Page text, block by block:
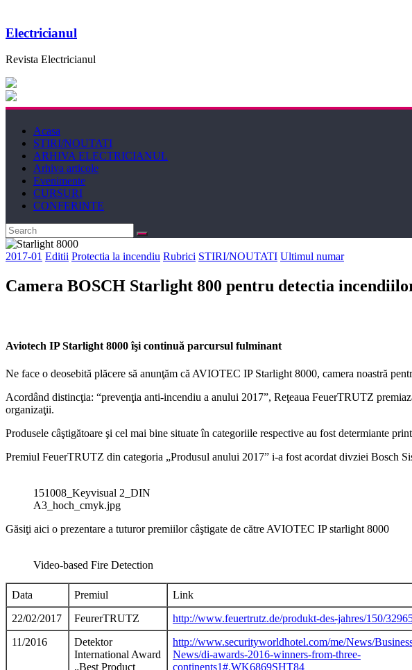
Electricianul
Revista Electricianul
Acasa
STIRI/NOUTATI
ARHIVA ELECTRICIANUL
Arhiva articole
Evenimente
CURSURI
CONFERINTE
2017-01 Editii Protectia la incendiu Rubrici STIRI/NOUTATI Ultimul numar
Camera BOSCH Starlight 800 pentru detectia
Aviotech IP Starlight 8000îşi continuă parcursul fulminant
Ne face o deosebită plăcere să anunţăm că AVIOTEC IP Starlight 8000, camera noastră
Acordând distincţia: “prevenţia anti-incendiu a anului 2017”, Reţeaua FeuerTRUTZ
organizaţii.
Produsele câştigătoare şi cel mai bine situate în categoriile respective au fost determiante
Premiul FeuerTRUTZ din categoria „Produsul anului 2017” i-a fost acordat divziei Bosch
151008_Keyvisual 2_DIN
A3_hoch_cmyk.jpg
Găsiţi aici o prezentare a tuturor premiilor câştigate de către AVIOTEC IP starlight 8000
Video-based Fire Detection
Data Premiul
Link
22/02/2017
FeurerTRUTZ
http://www.feuertrutz.de/produkt-des-jahres/150/
11/2016
Detektor
International Award
„Best Product
http://www.securityworldhotel.com/me/News/
News/di-awards-2016-winners-from-three-
continents1#.WK6869SHT84